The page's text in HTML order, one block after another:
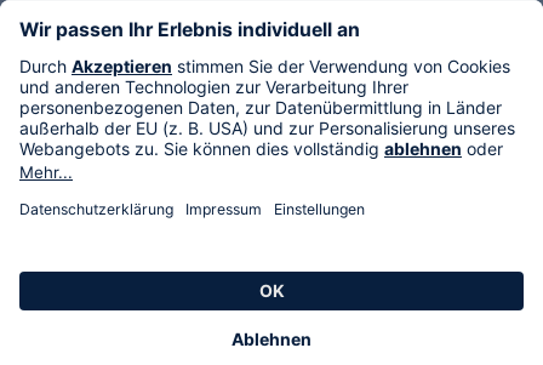
Im TV
HSE International